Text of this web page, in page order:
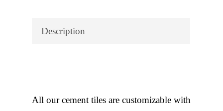
Description
All our cement tiles are customizable with